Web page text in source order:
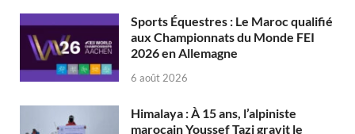
Sports Équestres : Le Maroc qualifié
aux Championnats du Monde FEI
2026 en Allemagne
6 août 2026
Himalaya : À 15 ans, l’alpiniste
marocain Youssef Tazi gravit le